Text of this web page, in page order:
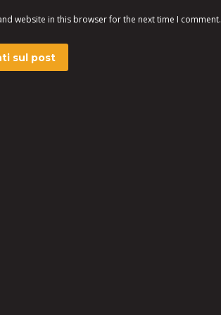
website in this browser for the next time I comment.
sul post